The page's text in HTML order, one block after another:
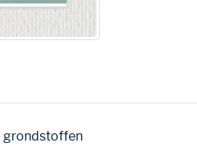
grondstoffen